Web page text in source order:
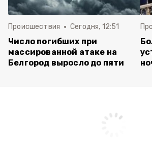
Происшествия Сегодня, 12:51
Число погибших при
массированной атаке на
Белгород выросло до пяти